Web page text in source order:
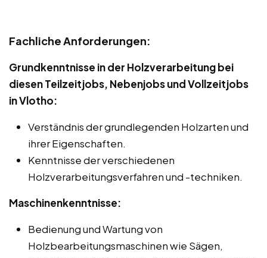
Fachliche Anforderungen:
Grundkenntnisse in der Holzverarbeitung bei
diesen Teilzeitjobs, Nebenjobs und Vollzeitjobs
in Vlotho:
Verständnis der grundlegenden Holzarten und
ihrer Eigenschaften.
Kenntnisse der verschiedenen
Holzverarbeitungsverfahren und -techniken.
Maschinenkenntnisse:
Bedienung und Wartung von
Holzbearbeitungsmaschinen wie Sägen,